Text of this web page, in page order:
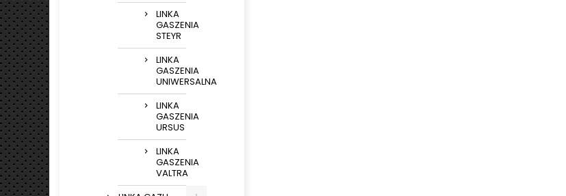
LINKA
GASZENIA
STEYR
LINKA
GASZENIA
UNIWERSALNA
LINKA
GASZENIA
URSUS
LINKA
GASZENIA
VALTRA